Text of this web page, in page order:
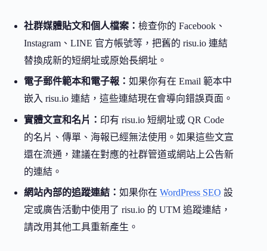
社群媒體貼文和個人檔案： 檢查你的 Facebook、
Instagram、LINE 官方帳號等，把舊的 risu.io 連結
替換成新的短網址或原始長網址。
電子郵件範本和電子報： 如果你有在 Email 範本中
嵌入 risu.io 連結，這些連結現在會導向錯誤頁面。
實體文宣和名片： 印有 risu.io 短網址或 QR Code
的名片、傳單、海報已經無法使用。如果這些文宣
還在流通，建議在對應的社群管道或網站上公告新
的連結。
網站內部的追蹤連結： 如果你在 WordPress SEO 設
定或廣告活動中使用了 risu.io 的 UTM 追蹤連結，
請改用其他工具重新產生。